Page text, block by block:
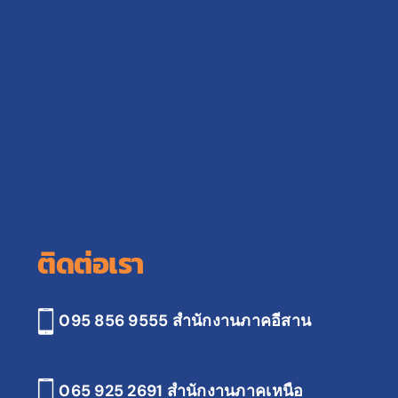
ติดต่อเรา
095 856 9555 สำนักงานภาคอีสาน
065 925 2691 สำนักงานภาคเหนือ